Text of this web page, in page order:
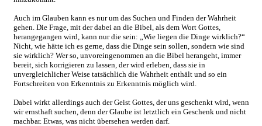
Auch im Glauben kann es nur um das Suchen und Finden der Wahrheit
gehen. Die Frage, mit der dabei an die Bibel, als dem Wort Gottes,
herangegangen wird, kann nur die sein: „Wie liegen die Dinge wirklich?“
Nicht, wie hätte ich es gerne, dass die Dinge sein sollen, sondern wie sind
sie wirklich? Wer so, unvoreingenommen an die Bibel herangeht, immer
bereit, sich korrigieren zu lassen, der wird erleben, dass sie in
unvergleichlicher Weise tatsächlich die Wahrheit enthält und so ein
Fortschreiten von Erkenntnis zu Erkenntnis möglich wird.
Dabei wirkt allerdings auch der Geist Gottes, der uns geschenkt wird, wenn
wir ernsthaft suchen, denn der Glaube ist letztlich ein Geschenk und nicht
machbar. Etwas, was nicht übersehen werden darf.